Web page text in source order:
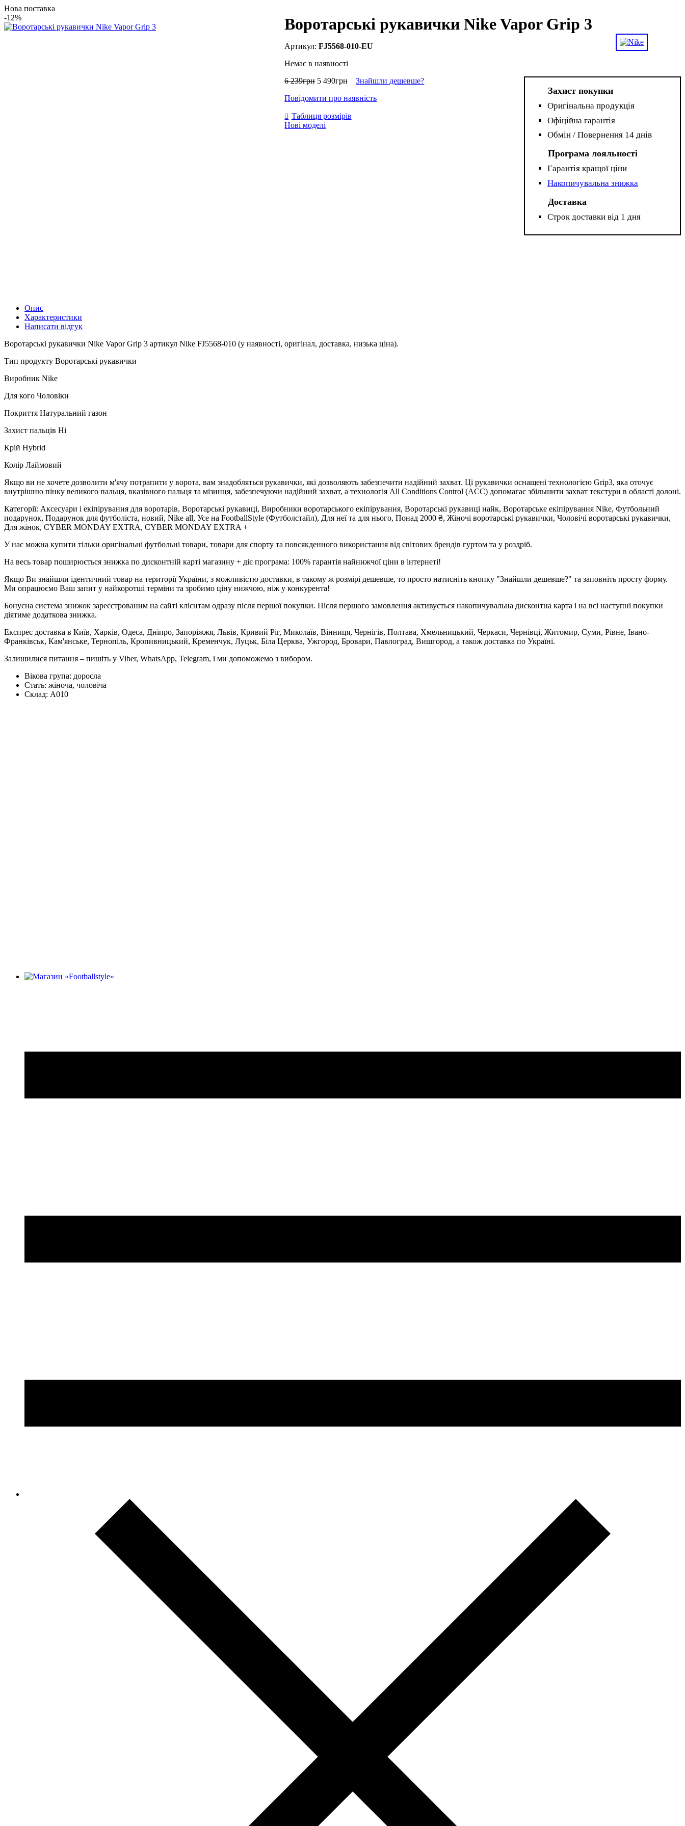
Нова поставка
-12%
Воротарські рукавички Nike Vapor Grip 3
FJ5568-010-EU
Немає в наявності
6 239грн 5 490грн
Знайшли дешевше?
Повідомити про наявність
Таблиця розмірів
Нові моделі
Захист покупки
Оригінальна продукція
Офіційна гарантія
Обмін / Повернення 14 днів
Програма лояльності
Гарантія кращої ціни
Накопичувальна знижка
Доставка
Строк доставки від 1 дня
Опис
Характеристики
Написати відгук
Воротарські рукавички Nike Vapor Grip 3 артикул Nike FJ5568-010 (у наявності, оригінал, доставка, низька ціна).
Тип продукту Воротарські рукавички
Виробник Nike
Для кого Чоловіки
Покриття Натуральний газон
Захист пальців Ні
Крій Hybrid
Колір Лаймовий
Якщо ви не хочете дозволити м'ячу потрапити у ворота, вам знадобляться рукавички, які дозволяють забезпечити надійний захват. Ці рукавички оснащені технологією Grip3, яка оточує
внутрішню пінку великого пальця, вказівного пальця та мізинця, забезпечуючи надійний захват, а технологія All Conditions Control (ACC) допомагає збільшити захват текстури в області долоні.
Категорії: Аксесуари і екіпірування для воротарів, Воротарські рукавиці, Виробники воротарського екіпірування, Воротарські рукавиці найк, Воротарське екіпірування Nike, Футбольний
подарунок, Подарунок для футболіста, новий, Nike all, Усе на FootballStyle (Футболстайл), Для неї та для нього, Понад 2000 ₴, Жіночі воротарські рукавички, Чоловічі воротарські рукавички,
Для жінок, CYBER MONDAY EXTRA, CYBER MONDAY EXTRA +
У нас можна купити тільки оригінальні футбольні товари, товари для спорту та повсякденного використання від світових брендів гуртом та у роздріб.
На весь товар поширюється знижка по дисконтній карті магазину + діє програма: 100% гарантія найнижчої ціни в інтернеті!
Якщо Ви знайшли ідентичний товар на території України, з можливістю доставки, в такому ж розмірі дешевше, то просто натисніть кнопку "Знайшли дешевше?" та заповніть просту форму.
Ми опрацюємо Ваш запит у найкоротші терміни та зробимо ціну нижчою, ніж у конкурента!
Бонусна система знижок зареєстрованим на сайті клієнтам одразу після першої покупки. Після першого замовлення активується накопичувальна дисконтна карта і на всі наступні покупки
діятиме додаткова знижка.
Експрес доставка в Київ, Харків, Одеса, Дніпро, Запоріжжя, Львів, Кривий Ріг, Миколаїв, Вінниця, Чернігів, Полтава, Хмельницький, Черкаси, Чернівці, Житомир, Суми, Рівне, Івано-
Франківськ, Кам'янське, Тернопіль, Кропивницький, Кременчук, Луцьк, Біла Церква, Ужгород, Бровари, Павлоград, Вишгород, а також доставка по Україні.
Залишилися питання – пишіть у Viber, WhatsApp, Telegram, і ми допоможемо з вибором.
Вікова група: доросла
Стать: жіноча, чоловіча
Склад: А010